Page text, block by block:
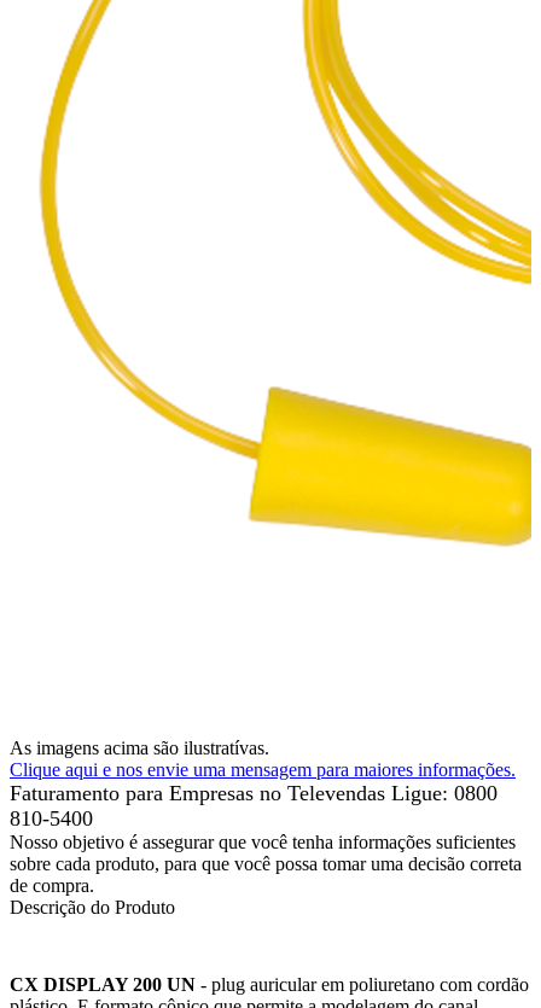
As imagens acima são ilustratívas.
Clique aqui e nos envie uma mensagem para maiores informações.
Faturamento para Empresas no Televendas Ligue: 0800
810-5400
Nosso objetivo é assegurar que você tenha informações suficientes
sobre cada produto, para que você possa tomar uma decisão correta
de compra.
Descrição do Produto
CX DISPLAY 200 UN - plug auricular em poliuretano com cordão